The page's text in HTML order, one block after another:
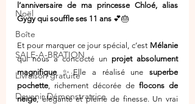
Noël
Boîte
SALE-A-BRATION
Livraison gratuite
Devenir Démonstratrice
l’anniversaire de ma princesse Chloé, alias
Gygy qui souffle ses 11 ans 💕🎂
Et pour marquer ce jour spécial, c’est Mélanie
qui nous a concocté un projet absolument
magnifique ✨Elle a réalisé une superbe
pochette, richement décorée de flocons de
neige, élégante et pleine de finesse. Un vrai